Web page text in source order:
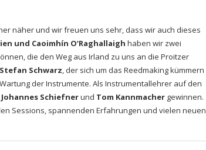
näher und wir freuen uns sehr, dass wir auch dieses
und Caoimhín O‘Raghallaigh haben wir zwei
die den Weg aus Irland zu uns an die Proitzer
Stefan Schwarz, der sich um das Reedmaking kümmern
der Instrumente. Als Instrumentallehrer auf den
Johannes Schiefnerund Tom Kannmacher gewinnen.
Sessions, spannenden Erfahrungen und vielen neuen